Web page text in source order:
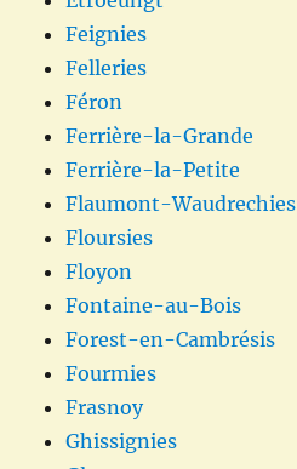
Feignies
Felleries
Féron
Ferrière-la-Grande
Ferrière-la-Petite
Flaumont-Waudrechies
Floursies
Floyon
Fontaine-au-Bois
Forest-en-Cambrésis
Fourmies
Frasnoy
Ghissignies